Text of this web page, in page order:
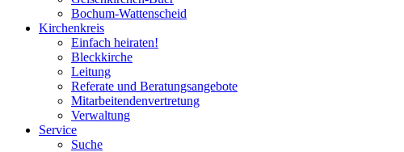
Bochum-Wattenscheid
Kirchenkreis
Einfach heiraten!
Bleckkirche
Leitung
Referate und Beratungsangebote
Mitarbeitendenvertretung
Verwaltung
Service
Suche